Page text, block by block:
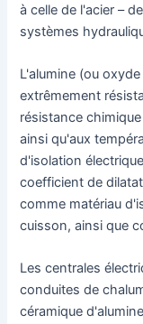
à celle de l'acier –
systèmes
L'alumine (ou
extrêmement
résistance
ainsi qu'aux
d'isolation
coefficient de
comme matériau
cuisson, ainsi que
Les centrales
conduites de
céramique